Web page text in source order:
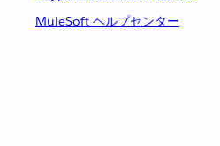
MuleSoft ヘルプセンター